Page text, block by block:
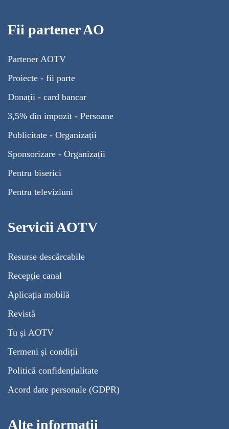
Fii partener AO
Partener AOTV
Proiecte - fii parte
Donații - card bancar
3,5% din impozit - Persoane
Publicitate - Organizații
Sponsorizare - Organizații
Pentru biserici
Pentru televiziuni
Servicii AOTV
Resurse descărcabile
Recepție canal
Aplicația mobilă
Revistă
Tu și AOTV
Termeni și condiții
Politică confidențialitate
Acord date personale (GDPR)
Alte informații